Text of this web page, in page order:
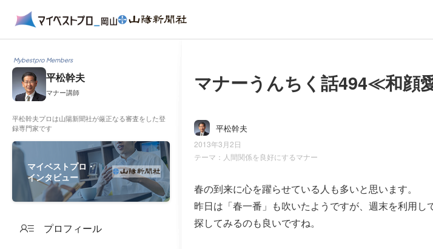
Mybestpro Members
平松幹夫
マナー講師
平松幹夫プロは山陽新聞社が厳正なる審査をした登
録専門家です
マイベストプロ・
インタビュー
プロフィール
マナーうんちく話494≪和顔
平松幹夫
2013年3月2日
テーマ： 人間関係を良好にするマナー
春の到来に心を躍らせている人も多いと思います。
昨日は「春一番」も吹いたようですが、週末を利用
探してみるのも良いですね。